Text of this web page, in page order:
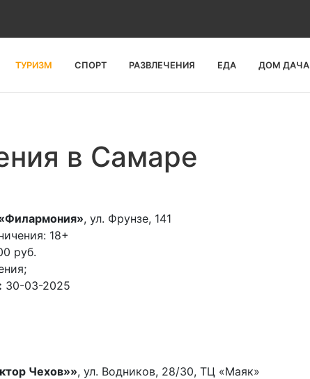
ТУРИЗМ СПОРТ РАЗВЛЕЧЕНИЯ ЕДА ДОМ ДАЧА
в Самаре
, ул. Фрунзе, 141
18+
руб.
30-03-2025
Чехов»», ул. Водников, 28/30, ТЦ «Маяк»